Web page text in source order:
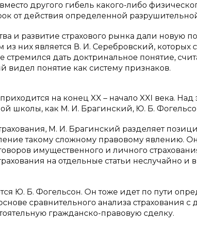
другого гибель какого-либо
от действия определенной
и развитие страхового рынка дали новую
них является В. И. Серебровский, которых
стремился дать доктринальное понятие,
понятие как систему признаков.
на конец XX – начало XXI века.
школы, как М. И. Брагинский, Ю. Б.
М. И. Брагинский разделяет
такому сложному правовому явлению.
имущественного и личного
на отдельные статьи неслучайно и
Ю. Б. Фогельсон. Он тоже идет по пути
сравнительного анализа страхования
гражданско-правовую сделку.